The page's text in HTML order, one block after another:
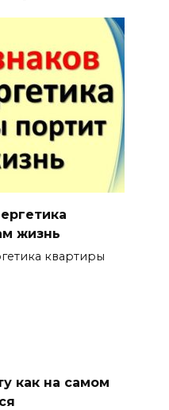
жизнь
квартиры
как на самом